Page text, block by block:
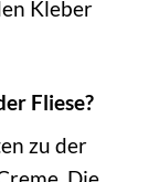
Kleber
Fliese?
zu der